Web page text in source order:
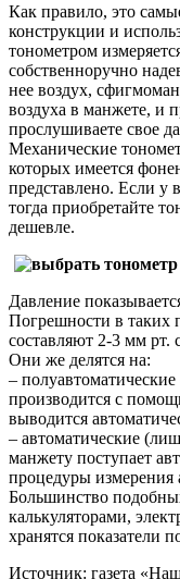
Как правило, это
конструкции и
тонометром
собственноручно
нее воздух,
воздуха в манжете, и
прослушиваете свое
Механические
которых имеется
представлено. Если у
тогда приобретайте
дешевле.
Давление
Погрешности в таких
составляют 2-3 мм рт.
Они же делятся на:
–
производится с
выводится
– автоматические
манжету поступает
процедуры измерения
Большинство
калькуляторами,
хранятся показатели
Источник: газета